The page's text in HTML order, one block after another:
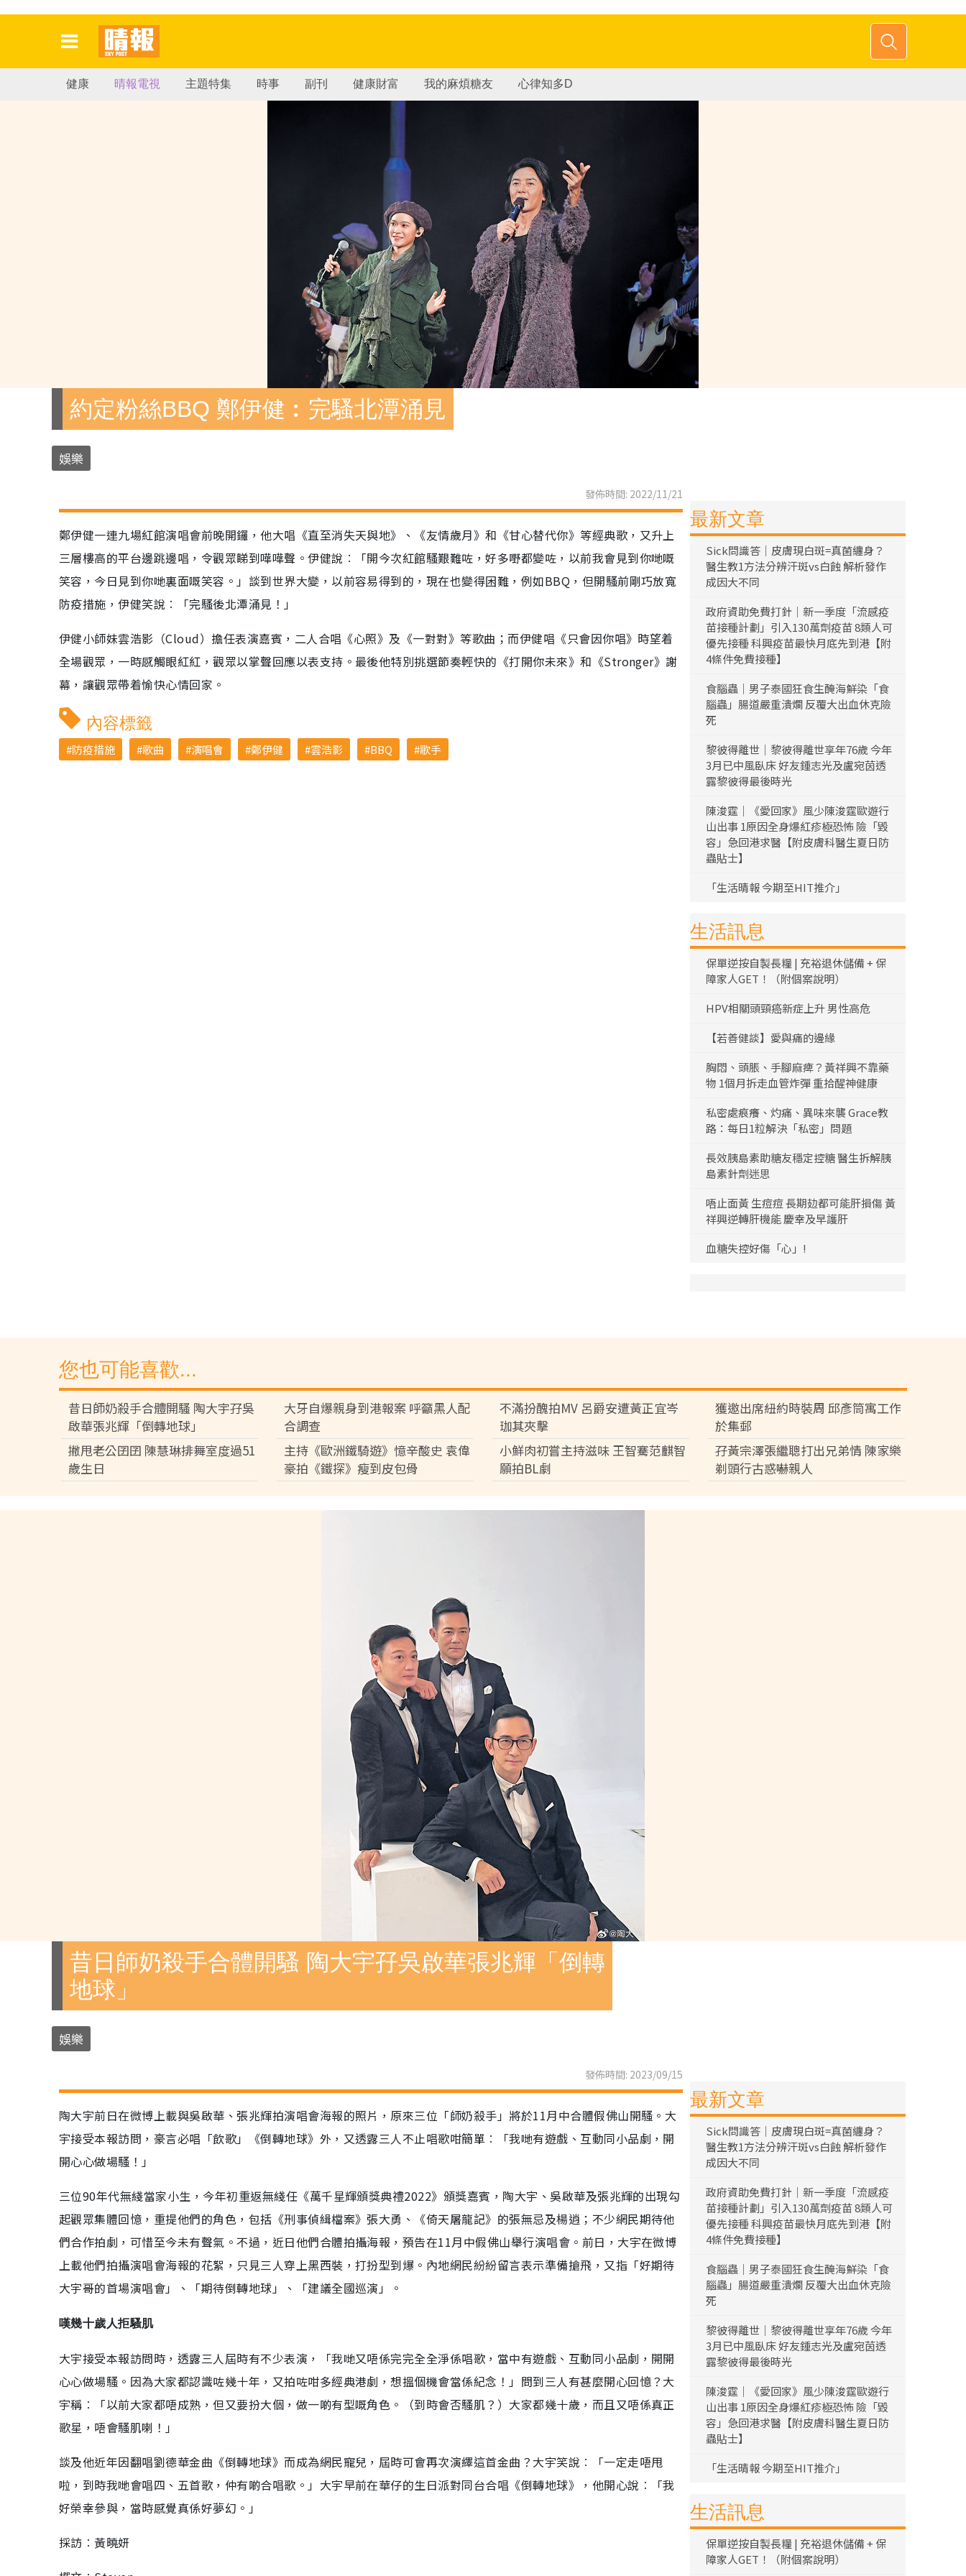
健康 晴報電視 主題特集 時事 副刊 健康財富 我的麻煩糖友 心律知多D
約定粉絲BBQ 鄭伊健︰完騷北潭涌見
娛樂
發佈時間: 2022/11/21
鄭伊健一連九場紅館演唱會前晚開鑼，他大唱《直至消失天與地》、《友情歲月》和《甘心替代你》等經典歌，又升上
三層樓高的平台邊跳邊唱，令觀眾睇到嘩嘩聲。伊健說︰「開今次紅館騷艱難咗，好多嘢都變咗，以前我會見到你哋嘅
笑容，今日見到你哋裏面嘅笑容。」談到世界大變，以前容易得到的，現在也變得困難，例如BBQ，但開騷前剛巧放寬
防疫措施，伊健笑說︰「完騷後北潭涌見！」
伊健小師妹雲浩影（Cloud）擔任表演嘉賓，二人合唱《心照》及《一對對》等歌曲；而伊健唱《只會因你唱》時望着
全場觀眾，一時感觸眼紅紅，觀眾以掌聲回應以表支持。最後他特別挑選節奏輕快的《打開你未來》和《Stronger》謝
幕，讓觀眾帶着愉快心情回家。
內容標籤
防疫措施 歌曲 演唱會 鄭伊健 雲浩影 BBQ 歌手
最新文章
Sick問識答｜皮膚現白斑=真菌纏身？
醫生教1方法分辨汗斑vs白蝕 解析發作
成因大不同
政府資助免費打針｜新一季度「流感疫
苗接種計劃」引入130萬劑疫苗 8類人可
優先接種 科興疫苗最快月底先到港【附
4條件免費接種】
食腦蟲｜男子泰國狂食生醃海鮮染「食
腦蟲」腸道嚴重潰爛 反覆大出血休克險
死
黎彼得離世｜黎彼得離世享年76歲 今年
3月已中風臥床 好友鍾志光及盧宛茵透
露黎彼得最後時光
陳浚霆｜《愛回家》風少陳浚霆歐遊行
山出事 1原因全身爆紅疹極恐怖 險「毀
容」急回港求醫【附皮膚科醫生夏日防
蟲貼士】
「生活晴報 今期至HIT推介」
生活訊息
保單逆按自製長糧 | 充裕退休儲備 + 保
障家人GET！（附個案說明）
HPV相關頭頸癌新症上升 男性高危
【若善健談】愛與痛的邊緣
胸悶、頭脹、手腳麻痺？黃祥興不靠藥
物 1個月拆走血管炸彈 重拾醒神健康
私密處痕癢、灼痛、異味來襲 Grace教
路：每日1粒解決「私密」問題
長效胰島素助糖友穩定控糖 醫生拆解胰
島素針劑迷思
唔止面黃 生痘痘 長期攰都可能肝損傷 黃
祥興逆轉肝機能 慶幸及早護肝
血糖失控好傷「心」!
您也可能喜歡...
昔日師奶殺手合體開騷 陶大宇孖吳
啟華張兆輝「倒轉地球」
大牙自爆親身到港報案 呼籲黑人配
合調查
不滿扮醜拍MV 呂爵安遭黃正宜岑
珈其夾擊
獲邀出席紐約時裝周 邱彥筒寓工作
於集郵
撇甩老公囝囝 陳慧琳排舞室度過51
歲生日
主持《歐洲鐵騎遊》憶辛酸史 袁偉
豪拍《鐵探》瘦到皮包骨
小鮮肉初嘗主持滋味 王智騫范麒智
願拍BL劇
孖黃宗澤張繼聰打出兄弟情 陳家樂
剃頭行古惑嚇親人
昔日師奶殺手合體開騷 陶大宇孖吳啟華張兆輝「倒轉
地球」
娛樂
發佈時間: 2023/09/15
陶大宇前日在微博上載與吳啟華、張兆輝拍演唱會海報的照片，原來三位「師奶殺手」將於11月中合體假佛山開騷。大
宇接受本報訪問，豪言必唱「飲歌」《倒轉地球》外，又透露三人不止唱歌咁簡單︰「我哋有遊戲、互動同小品劇，開
開心心做場騷！」
三位90年代無綫當家小生，今年初重返無綫任《萬千星輝頒獎典禮2022》頒獎嘉賓，陶大宇、吳啟華及張兆輝的出現勾
起觀眾集體回憶，重提他們的角色，包括《刑事偵緝檔案》張大勇、《倚天屠龍記》的張無忌及楊逍；不少網民期待他
們合作拍劇，可惜至今未有聲氣。不過，近日他們合體拍攝海報，預告在11月中假佛山舉行演唱會。前日，大宇在微博
上載他們拍攝演唱會海報的花絮，只見三人穿上黑西裝，打扮型到爆。內地網民紛紛留言表示準備搶飛，又指「好期待
大宇哥的首場演唱會」、「期待倒轉地球」、「建議全國巡演」。
嘆幾十歲人拒騷肌
大宇接受本報訪問時，透露三人屆時有不少表演，「我哋又唔係完完全全淨係唱歌，當中有遊戲、互動同小品劇，開開
心心做場騷。因為大家都認識咗幾十年，又拍咗咁多經典港劇，想搵個機會當係紀念！」問到三人有甚麼開心回憶？大
宇稱︰「以前大家都唔成熟，但又要扮大個，做一啲有型嘅角色。（到時會否騷肌？）大家都幾十歲，而且又唔係真正
歌星，唔會騷肌喇！」
談及他近年因翻唱劉德華金曲《倒轉地球》而成為網民寵兒，屆時可會再次演繹這首金曲？大宇笑說︰「一定走唔甩
啦，到時我哋會唱四、五首歌，仲有啲合唱歌。」大宇早前在華仔的生日派對同台合唱《倒轉地球》，他開心說︰「我
好榮幸參與，當時感覺真係好夢幻。」
採訪︰黃曉妍
最新文章
Sick問識答｜皮膚現白斑=真菌纏身？
醫生教1方法分辨汗斑vs白蝕 解析發作
成因大不同
政府資助免費打針｜新一季度「流感疫
苗接種計劃」引入130萬劑疫苗 8類人可
優先接種 科興疫苗最快月底先到港【附
4條件免費接種】
食腦蟲｜男子泰國狂食生醃海鮮染「食
腦蟲」腸道嚴重潰爛 反覆大出血休克險
死
黎彼得離世｜黎彼得離世享年76歲 今年
3月已中風臥床 好友鍾志光及盧宛茵透
露黎彼得最後時光
陳浚霆｜《愛回家》風少陳浚霆歐遊行
山出事 1原因全身爆紅疹極恐怖 險「毀
容」急回港求醫【附皮膚科醫生夏日防
蟲貼士】
「生活晴報 今期至HIT推介」
生活訊息
保單逆按自製長糧 | 充裕退休儲備 + 保
障家人GET！（附個案說明）